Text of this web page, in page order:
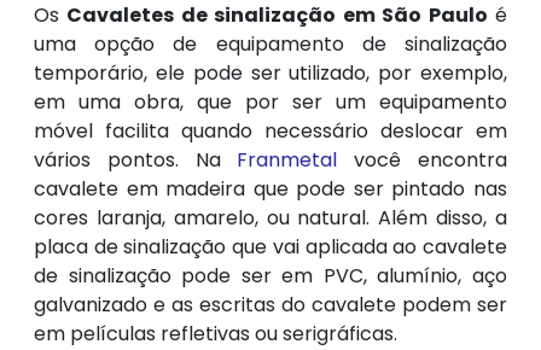
Os Cavaletes de sinalização em São Paulo é
uma opção de equipamento de sinalização
temporário, ele pode ser utilizado, por exemplo,
em uma obra, que por ser um equipamento
móvel facilita quando necessário deslocar em
vários pontos. Na Franmetal você encontra
cavalete em madeira que pode ser pintado nas
cores laranja, amarelo, ou natural. Além disso, a
placa de sinalização que vai aplicada ao cavalete
de sinalização pode ser em PVC, alumínio, aço
galvanizado e as escritas do cavalete podem ser
em películas refletivas ou serigráficas.